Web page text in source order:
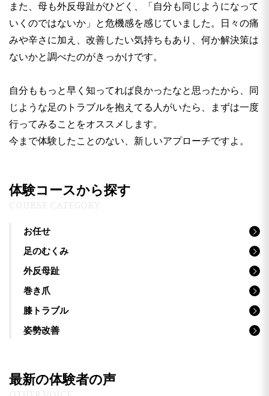
また、母も外反母趾がひどく、「自分も同じようになって
いくのではないか」と危機感を感じていました。日々の痛
みや辛さに加え、改善したい気持ちもあり、何か解決策は
ないかと調べたのがきっかけです。
自分ももっと早く知ってれば良かったなと思ったから、同
じような足のトラブルを抱えてる人がいたら、まずは一度
行ってみることをオススメします。
今まで体験したことのない、新しいアプローチですよ。
体験コースから探す
お任せ
足のむくみ
外反母趾
巻き爪
膝トラブル
姿勢改善
最新の体験者の声